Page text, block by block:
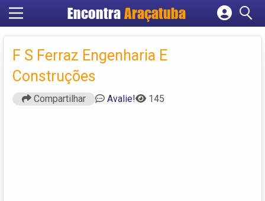
Encontra Araçatuba
Cadastrar empresa
Criar conta
F S Ferraz Engenharia E
Construções
Compartilhar Avalie! 145